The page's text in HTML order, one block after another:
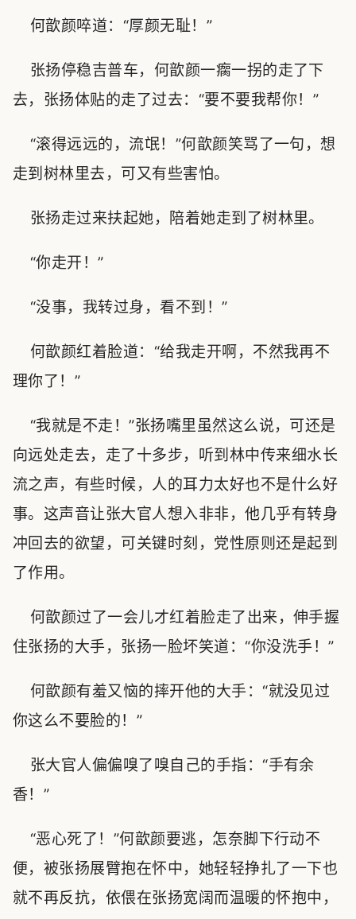
何歆颜啐道：“厚颜无耻！”
张扬停稳吉普车，何歆颜一瘸一拐的走了下
去，张扬体贴的走了过去：“要不要我帮你！”
“滚得远远的，流氓！”何歆颜笑骂了一句，想
走到树林里去，可又有些害怕。
张扬走过来扶起她，陪着她走到了树林里。
“你走开！”
“没事，我转过身，看不到！”
何歆颜红着脸道：“给我走开啊，不然我再不
理你了！”
“我就是不走！”张扬嘴里虽然这么说，可还是
向远处走去，走了十多步，听到林中传来细水长
流之声，有些时候，人的耳力太好也不是什么好
事。这声音让张大官人想入非非，他几乎有转身
冲回去的欲望，可关键时刻，党性原则还是起到
了作用。
何歆颜过了一会儿才红着脸走了出来，伸手握
住张扬的大手，张扬一脸坏笑道：“你没洗手！”
何歆颜有羞又恼的摔开他的大手：“就没见过
你这么不要脸的！”
张大官人偏偏嗅了嗅自己的手指：“手有余
香！”
“恶心死了！”何歆颜要逃，怎奈脚下行动不
便，被张扬展臂抱在怀中，她轻轻挣扎了一下也
就不再反抗，依偎在张扬宽阔而温暖的怀抱中，